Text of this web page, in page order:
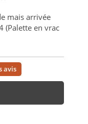
mais arrivée
(Palette en vrac
avis